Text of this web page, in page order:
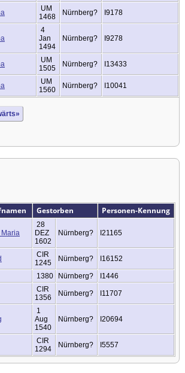
UM
1468
Nürnberg? I9178
4
Jan
1494
Nürnberg? I9278
UM
1505
Nürnberg? I13433
UM
1560
Nürnberg? I10041
Gestorben Personen-Kennung
28
DEZ
1602
Nürnberg? I21165
CIR
1245
Nürnberg? I16152
1380 Nürnberg? I1446
CIR
1356
Nürnberg? I11707
1
Aug
1540
Nürnberg? I20694
CIR
1294
Nürnberg? I5557